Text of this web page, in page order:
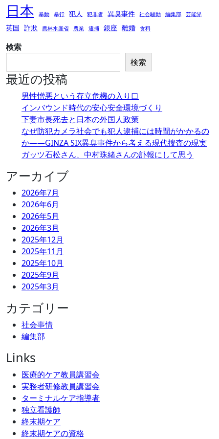
日本 暴動 暴行 犯人 犯罪者 異臭事件 社会騒動 編集部 芸能界
英国 詐欺 農林水産省 農業 逮捕 銀座 離婚 食料
検索
検索
最近の投稿
男性憎悪という存立危機の入り口
インバウンド時代の安心安全環境づくり
下妻市長死去と日本の外国人政策
なぜ防犯カメラ社会でも犯人逮捕には時間がかかるの
か――GINZA SIX異臭事件から考える現代捜査の現実
ガッツ石松さん、中村珠緒さんの訃報にして思う
アーカイブ
2026年7月
2026年6月
2026年5月
2026年3月
2025年12月
2025年11月
2025年10月
2025年9月
2025年3月
カテゴリー
社会事情
編集部
Links
医療的ケア教員講習会
実務者研修教員講習会
ターミナルケア指導者
独立看護師
終末期ケア
終末期ケアの資格